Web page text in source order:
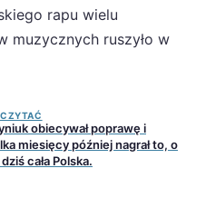
rapu wielu
muzycznych ruszyło w
obiecywał poprawę i
miesięcy później nagrał to, o
cała Polska.